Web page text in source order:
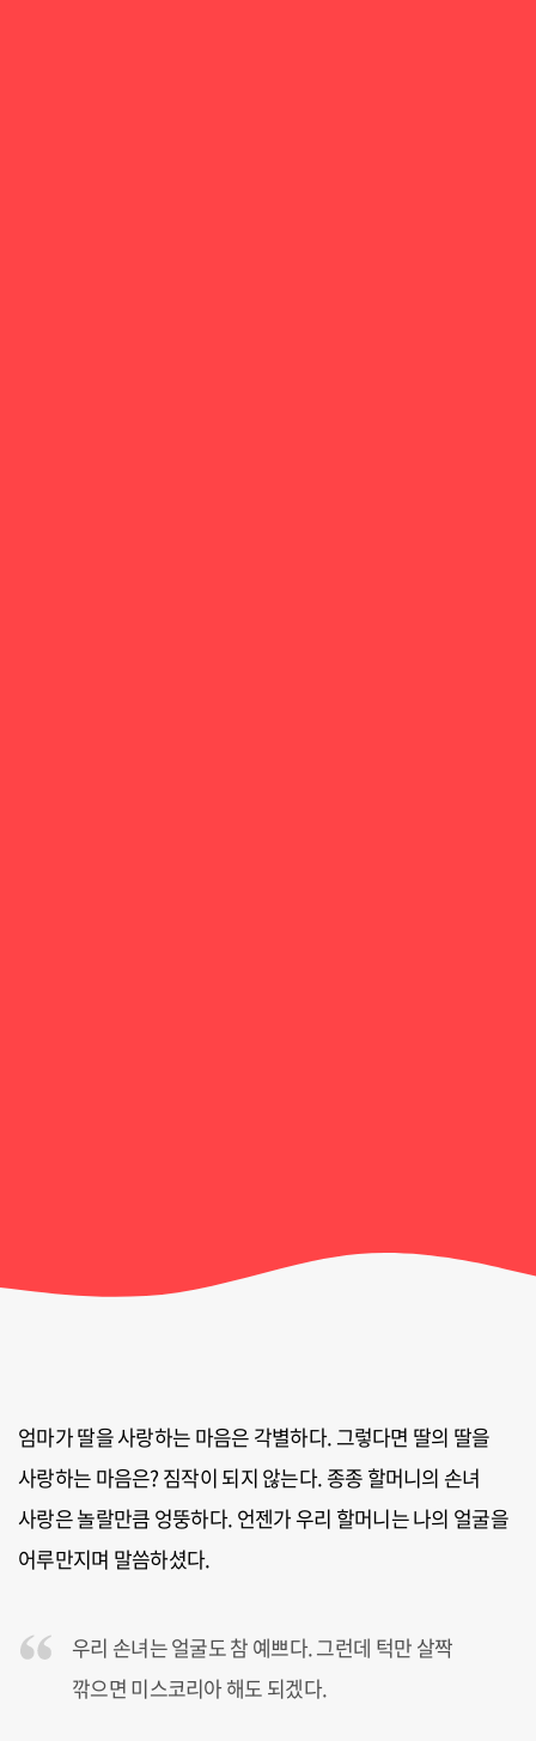
엄마가 딸을 사랑하는 마음은 각별하다. 그렇다면 딸의 딸을
사랑하는 마음은? 짐작이 되지 않는다. 종종 할머니의 손녀
사랑은 놀랄만큼 엉뚱하다. 언젠가 우리 할머니는 나의 얼굴을
어루만지며 말씀하셨다.
우리 손녀는 얼굴도 참 예쁘다. 그런데 턱만 살짝
깎으면 미스코리아 해도 되겠다.